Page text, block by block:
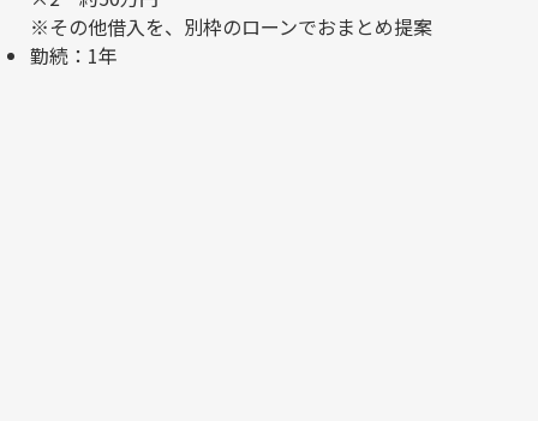
※その他借入を、別枠のローンでおまとめ提案
勤続：1年